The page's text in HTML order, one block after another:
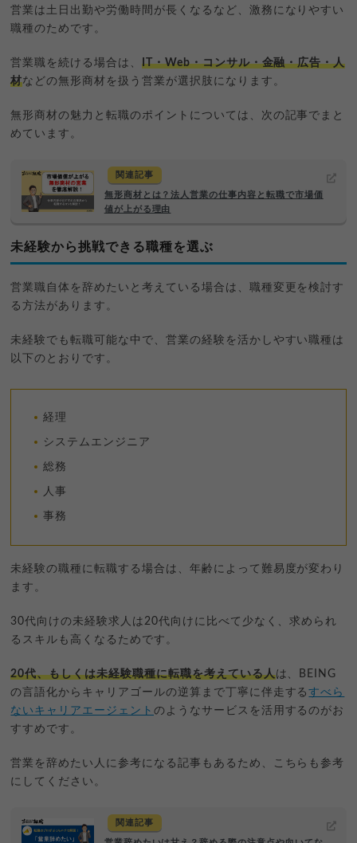
営業は土日出勤や労働時間が長くなるなど、激務になりやすい
職種のためです。
営業職を続ける場合は、 IT・Web・コンサル・金融・広告・人
材などの無形商材を扱う営業が選択肢になります。
無形商材の魅力と転職のポイントについては、次の記事でまと
めています。
関連記事
無形商材とは？法人営業の仕事内容と転職で市場価
値が上がる理由
未経験から挑戦できる職種を選ぶ
営業職自体を辞めたいと考えている場合は、職種変更を検討す
る方法があります。
未経験でも転職可能な中で、営業の経験を活かしやすい職種は
以下のとおりです。
経理
システムエンジニア
総務
人事
事務
未経験の職種に転職する場合は、年齢によって難易度が変わり
ます。
30代向けの未経験求人は20代向けに比べて少なく、求められ
るスキルも高くなるためです。
20代、もしくは未経験職種に転職を考えている人は、BEING
の言語化からキャリアゴールの逆算まで丁寧に伴走するすべら
ないキャリアエージェント のようなサービスを活用するのがお
すすめです。
営業を辞めたい人に参考になる記事もあるため、こちらも参考
にしてください。
関連記事